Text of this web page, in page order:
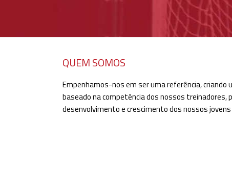
QUEM SOMOS
Empenhamos-nos em ser uma referência, criando
baseado na competência dos nossos treinadores,
desenvolvimento e crescimento dos nossos